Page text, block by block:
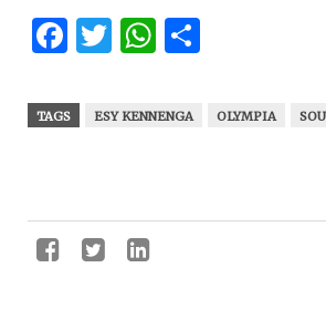
Facebook
Twitter
WhatsApp
TAGS ESY KENNENGA OLYMPIA